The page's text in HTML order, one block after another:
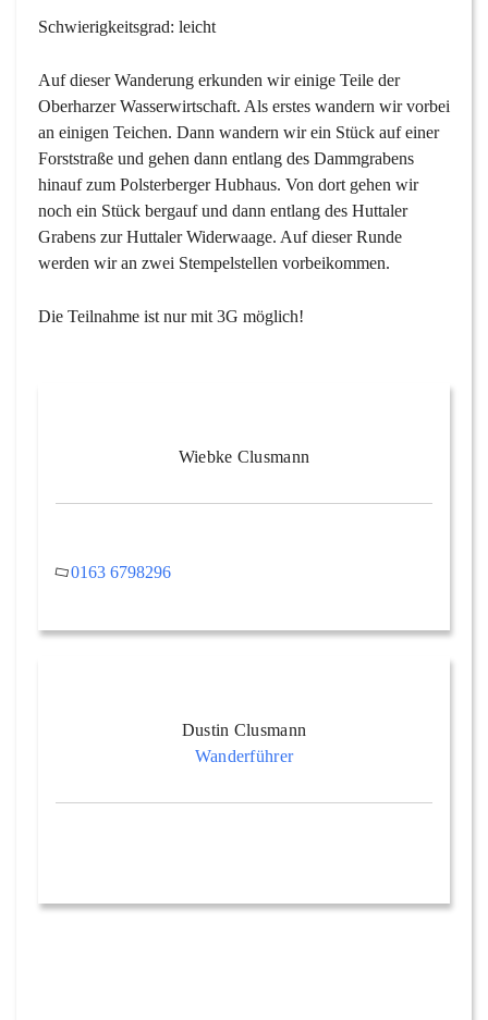
Schwierigkeitsgrad: leicht
Auf dieser Wanderung erkunden wir einige Teile der
Oberharzer Wasserwirtschaft. Als erstes wandern wir vorbei
an einigen Teichen. Dann wandern wir ein Stück auf einer
Forststraße und gehen dann entlang des Dammgrabens
hinauf zum Polsterberger Hubhaus. Von dort gehen wir
noch ein Stück bergauf und dann entlang des Huttaler
Grabens zur Huttaler Widerwaage. Auf dieser Runde
werden wir an zwei Stempelstellen vorbeikommen.
Die Teilnahme ist nur mit 3G möglich!
Wiebke Clusmann
0163 6798296
Dustin Clusmann
Wanderführer